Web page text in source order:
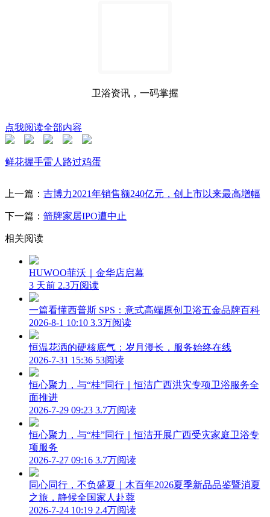
卫浴资讯，一码掌握
点我阅读全部内容
鲜花握手雷人 路过鸡蛋
上一篇： 吉博力2021年销售额240亿元，创上市以来最高增幅
下一篇： 箭牌家居IPO遭中止
相关阅读
HUWOO菲沃｜金华店启幕
3 天前 2.3万阅读
一篇看懂西普斯 SPS：意式高端原创卫浴五金品牌百科
2026-8-1 10:10 3.3万阅读
恒温花洒的硬核底气：岁月漫长，服务始终在线
2026-7-31 15:36 53阅读
恒心聚力，与“桂”同行｜恒洁广西洪灾专项卫浴服务全
面推进
2026-7-29 09:23 3.7万阅读
恒心聚力，与“桂”同行｜恒洁开展广西受灾家庭卫浴专
项服务
2026-7-27 09:16 3.7万阅读
同心同行，不负盛夏｜木百年2026夏季新品品鉴暨消夏
之旅，静候全国家人赴蓉
2026-7-24 10:19 2.4万阅读